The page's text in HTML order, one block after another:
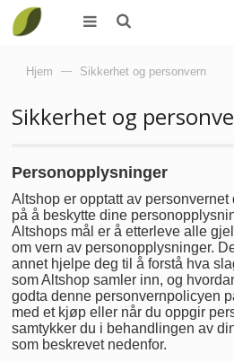
Hjem — Sikkerhet og personvern
Sikkerhet og
Personopplysninger
Altshop er opptatt av
på å beskytte dine
Altshops mål er å etterleve alle
om vern av personopplysninger.
annet hjelpe deg til å forstå hva
som Altshop samler inn, og
godta denne personvernpolicyen
med et kjøp eller når du oppgir
samtykker du i behandlingen av
som beskrevet nedenfor.